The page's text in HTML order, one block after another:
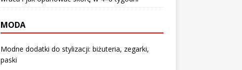
MODA
Modne dodatki do stylizacji: biżuteria, zegarki,
paski